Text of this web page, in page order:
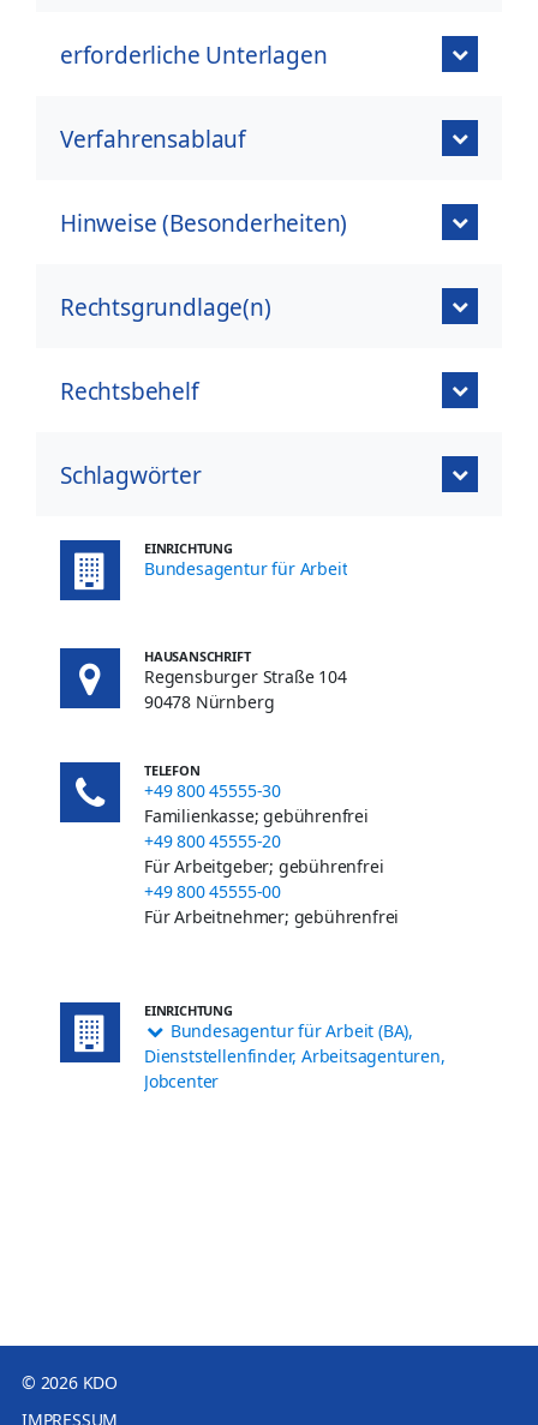
erforderliche Unterlagen
Verfahrensablauf
Hinweise (Besonderheiten)
Rechtsgrundlage(n)
Rechtsbehelf
Schlagwörter
EINRICHTUNG
Bundesagentur für Arbeit
HAUSANSCHRIFT
Regensburger Straße 104
90478 Nürnberg
TELEFON
+49 800 45555-30
Familienkasse; gebührenfrei
+49 800 45555-20
Für Arbeitgeber; gebührenfrei
+49 800 45555-00
Für Arbeitnehmer; gebührenfrei
EINRICHTUNG
Bundesagentur für Arbeit (BA),
Dienststellenfinder, Arbeitsagenturen,
Jobcenter
© 2026 KDO
IMPRESSUM